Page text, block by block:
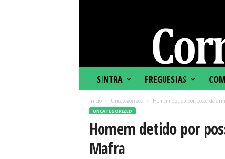
r
SINTRA FREGUESIAS
Início Uncategorized Homem detido por posse de
UNCATEGORIZED
Homem detido por
Mafra